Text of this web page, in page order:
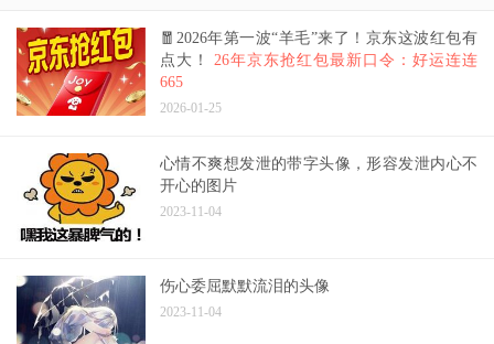
🧧2026年第一波“羊毛”来了！京东这波红包有
点大！ 26年京东抢红包最新口令：好运连连
665
2026-01-25
心情不爽想发泄的带字头像，形容发泄内心不
开心的图片
2023-11-04
伤心委屈默默流泪的头像
2023-11-04